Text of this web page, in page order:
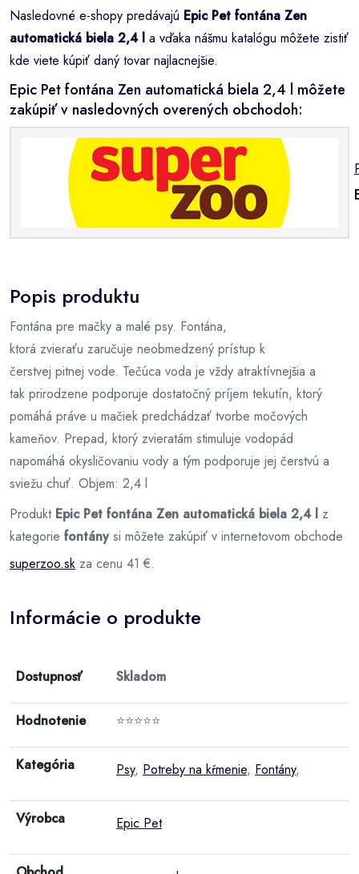
Nasledovné e-shopy predávajú Epic Pet fontána Zen
automatická biela 2,4 l a vďaka nášmu katalógu môžete zistiť
kde viete kúpiť daný tovar najlacnejšie.
Epic Pet fontána Zen automatická biela 2,4 l môžete
zakúpiť v nasledovných overených obchodoh:
Popis produktu
Fontána pre mačky a malé psy. Fontána,
ktorá zvieraťu zaručuje neobmedzený prístup k
čerstvej pitnej vode. Tečúca voda je vždy atraktívnejšia a
tak prirodzene podporuje dostatočný príjem tekutín, ktorý
pomáhá práve u mačiek predchádzať tvorbe močových
kameňov. Prepad, ktorý zvieratám stimuluje vodopád
napomáhá okysličovaniu vody a tým podporuje jej čerstvú a
sviežu chuť. Objem: 2,4 l
Produkt Epic Pet fontána Zen automatická biela 2,4 l z
kategorie fontánysi môžete zakúpiť v internetovom obchode
superzoo.sk za cenu 41 €.
Informácie o produkte
Dostupnosť Skladom
Hodnotenie ⭐⭐⭐⭐⭐
Kategória Psy, Potreby na kŕmenie, Fontány,
Výrobca Epic Pet